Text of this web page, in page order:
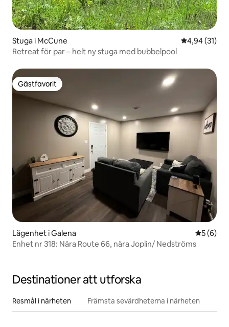
Stuga i McCune 4,94 av 5 i
4,94 (31)
Retreat för par – helt ny stuga med bubbelpool
Gästfavorit
Gästfavorit
Lägenhet i Galena 5 av 5 i
5 (6)
Enhet nr 318: Nära Route 66, nära Joplin/ Nedströms
Destinationer att utforska
Resmål i närheten Främsta sevärdheterna i närheten